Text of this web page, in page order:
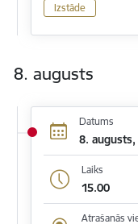
Izstāde
8. augusts
Datums
8.
Laiks
15.00
Atrašanās